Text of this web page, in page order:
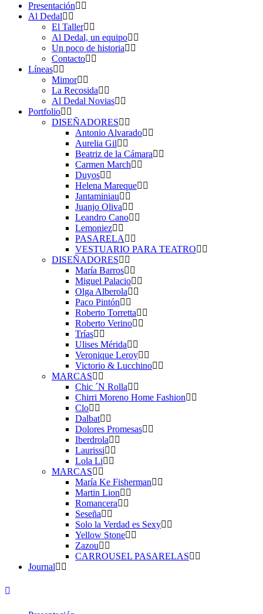
Presentación
Al Dedal
El Taller
Al Dedal, un equipo
Un poco de historia
Contacto
Líneas
Mimor
La Recosida
Al Dedal Novias
Portfolio
DISEÑADORES
Antonio Alvarado
Aurelia Gil
Beatriz de la Cámara
Carmen March
Duyos
Helena Mareque
Jantaminiau
Juanjo Oliva
Leandro Cano
Lemoniez
PASARELA
VESTUARIO PARA TEATRO
DISEÑADORES
María Barros
Miguel Palacio
Olga Alberola
Paco Pintón
Roberto Torretta
Roberto Verino
Trías
Ulises Mérida
Veronique Leroy
Victorio & Lucchino
MARCAS
Chic ´N Rolla
Chirri Moreno Home Fashion
Clo
Dalbat
Dolores Promesas
Iberdrola
Laurissi
Lola Li
MARCAS
María Ke Fisherman
Martin Lion
Romancera
Seseña
Solo la Verdad es Sexy
Yellow Stone
Zazou
CARROUSEL PASARELAS
Journal